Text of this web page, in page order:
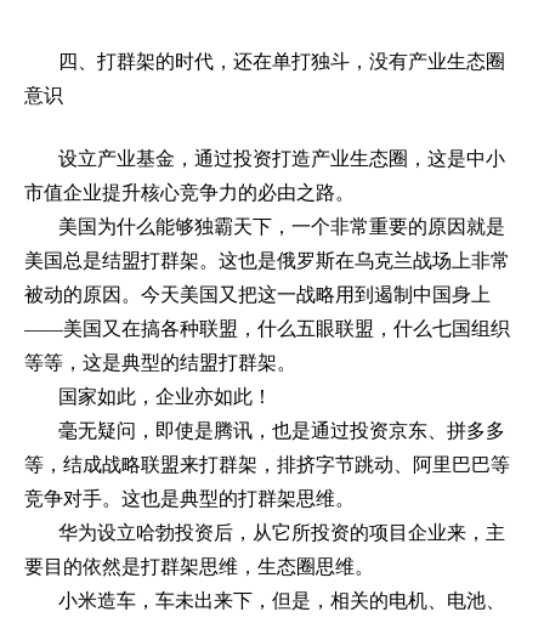
四、打群架的时代，还在单打独斗，没有产业生态圈
意识
设立产业基金，通过投资打造产业生态圈，这是中小
市值企业提升核心竞争力的必由之路。
美国为什么能够独霸天下，一个非常重要的原因就是
美国总是结盟打群架。这也是俄罗斯在乌克兰战场上非常
被动的原因。今天美国又把这一战略用到遏制中国身上
——美国又在搞各种联盟，什么五眼联盟，什么七国组织
等等，这是典型的结盟打群架。
国家如此，企业亦如此！
毫无疑问，即使是腾讯，也是通过投资京东、拼多多
等，结成战略联盟来打群架，排挤字节跳动、阿里巴巴等
竞争对手。这也是典型的打群架思维。
华为设立哈勃投资后，从它所投资的项目企业来，主
要目的依然是打群架思维，生态圈思维。
小米造车，车未出来下，但是，相关的电机、电池、